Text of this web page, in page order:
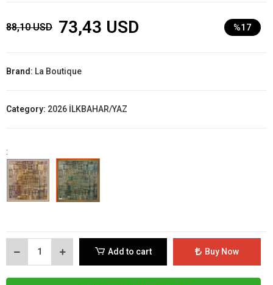
88,10 USD 73,43 USD %17
Brand: La Boutique
Category: 2026 İLKBAHAR/YAZ
:
Add to cart Buy Now